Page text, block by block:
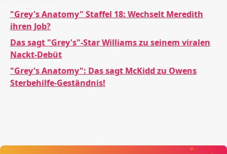
"Grey's Anatomy" Staffel 18: Wechselt Meredith
ihren Job?
Das sagt "Grey's"-Star Williams zu seinem viralen
Nackt-Debüt
"Grey's Anatomy": Das sagt McKidd zu Owens
Sterbehilfe-Geständnis!